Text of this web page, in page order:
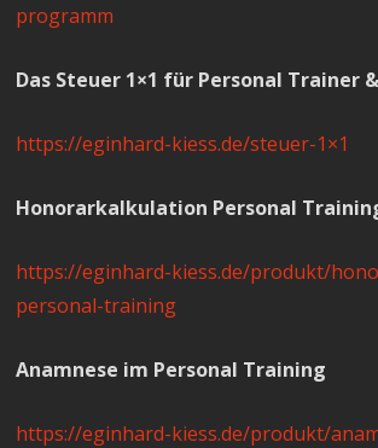
programm
Das Steuer 1×1 für Personal Trainer
https://eginhard-kiess.de/steuer-1×1
Honorarkalkulation Personal
https://eginhard-kiess.de/produkt/
personal-training
Anamnese im Personal Training
https://eginhard-kiess.de/produkt/